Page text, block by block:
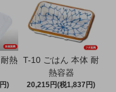
熱
)
T-10 ごはん 本体 耐
熱容器
20,215円(税1,837円)